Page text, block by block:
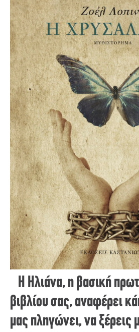
Η Ηλιάνα, η βασική
βιβλίου σας, αναφέρει
μας πληγώνει, να ξέρεις